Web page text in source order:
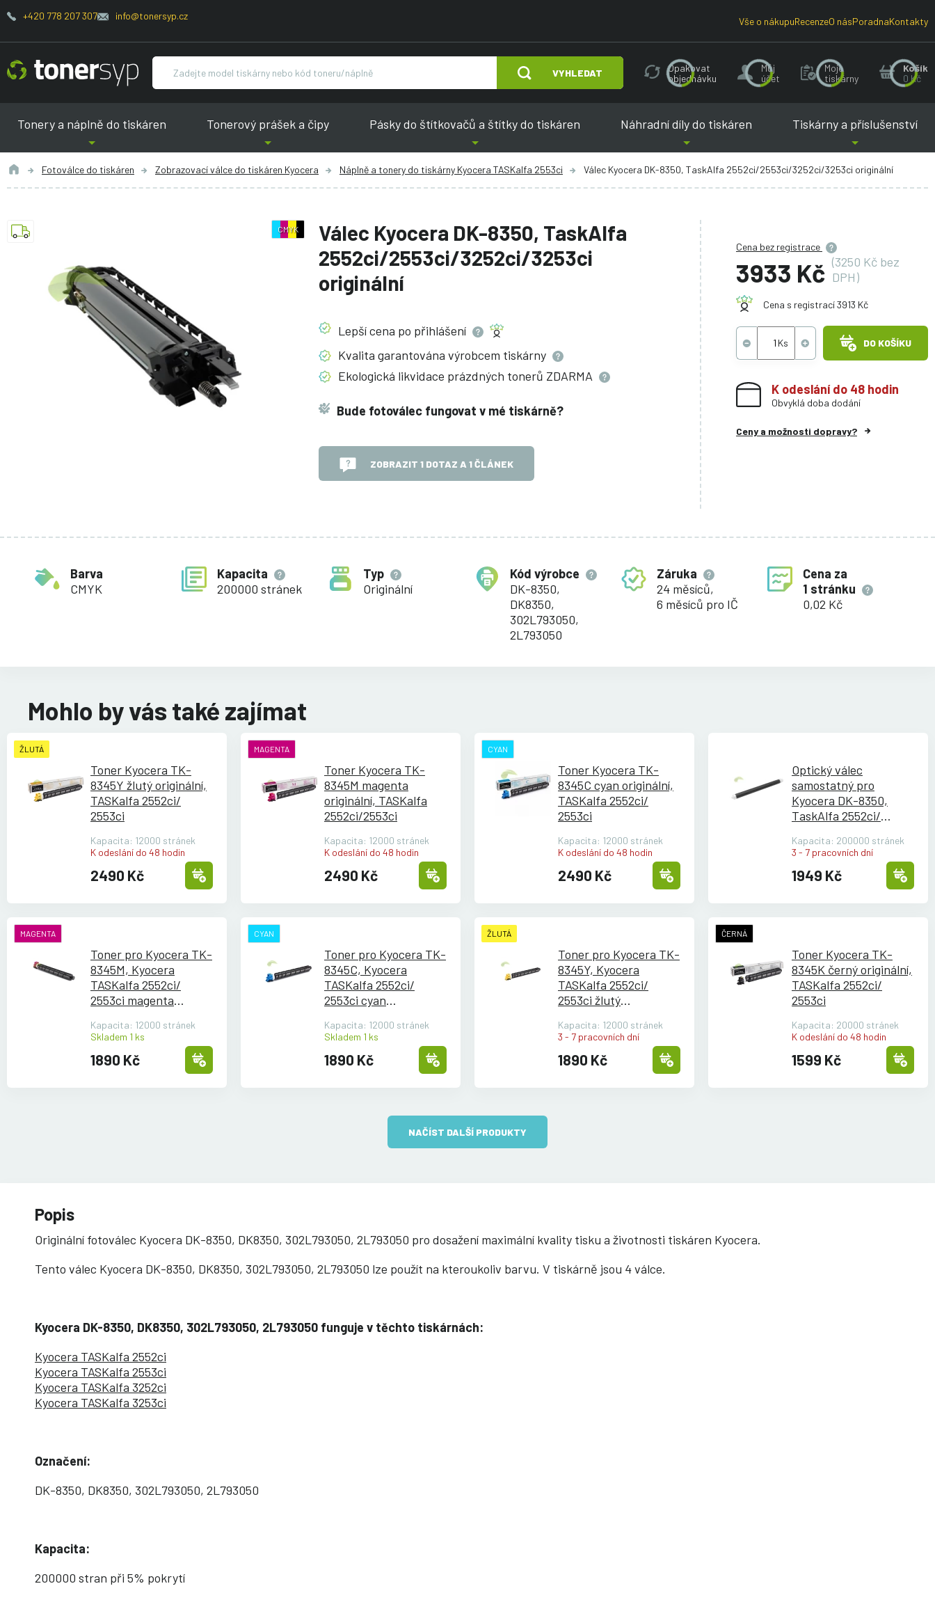
+420 778 207 307 info@tonersyp.cz Vše o nákupuRecenzeO násPoradnaKontakty
VYHLEDAT
Opakovat
objednávku
Můj
účet
Moje
tiskárny
Košík
0 Kč
Tonery a náplně do tiskáren Tonerový prášek a čipy Pásky do štítkovačů a štítky do tiskáren Náhradní díly do tiskáren Tiskárny a příslušenství
Fotoválce do tiskáren Zobrazovací válce do tiskáren Kyocera Náplně a tonery do tiskárny Kyocera TASKalfa 2553ci Válec Kyocera DK-8350, TaskAlfa 2552ci/2553ci/3252ci/3253ci originální
CMYK
Válec Kyocera DK-8350, TaskAlfa
2552ci/2553ci/3252ci/3253ci
originální
Lepší cena po přihlášení
Kvalita garantována výrobcem tiskárny
Ekologická likvidace prázdných tonerů ZDARMA
Bude fotoválec fungovat v mé tiskárně?
ZOBRAZIT 1 DOTAZ A 1 ČLÁNEK
Cena bez registrace
3933 Kč (3250 Kč bez
DPH)
Cena s registrací 3913 Kč
DO KOŠÍKU
K odeslání do 48 hodin
Obvyklá doba dodání
Ceny a možnosti dopravy?
Barva
CMYK
Kapacita
200000 stránek
Typ
Originální
Kód výrobce
DK-8350,
DK8350,
302L793050,
2L793050
Záruka
24 měsíců,
6 měsíců pro IČ
Cena za
1 stránku
0,02 Kč
Mohlo by vás také zajímat
ŽLUTÁ
Toner Kyocera TK-
8345Y žlutý originální,
TASKalfa 2552ci/
2553ci
Kapacita: 12000 stránek
K odeslání do 48 hodin
2490 Kč
MAGENTA
Toner Kyocera TK-
8345M magenta
originální, TASKalfa
2552ci/2553ci
Kapacita: 12000 stránek
K odeslání do 48 hodin
2490 Kč
CYAN
Toner Kyocera TK-
8345C cyan originální,
TASKalfa 2552ci/
2553ci
Kapacita: 12000 stránek
K odeslání do 48 hodin
2490 Kč
Optický válec
samostatný pro
Kyocera DK-8350,
TaskAlfa 2552ci/
Kapacita: 200000 stránek
3 - 7 pracovních dní
1949 Kč
MAGENTA
Toner pro Kyocera TK-
8345M, Kyocera
TASKalfa 2552ci/
2553ci magenta
Kapacita: 12000 stránek
Skladem 1 ks
1890 Kč
CYAN
Toner pro Kyocera TK-
8345C, Kyocera
TASKalfa 2552ci/
2553ci cyan
Kapacita: 12000 stránek
Skladem 1 ks
1890 Kč
ŽLUTÁ
Toner pro Kyocera TK-
8345Y, Kyocera
TASKalfa 2552ci/
2553ci žlutý
Kapacita: 12000 stránek
3 - 7 pracovních dní
1890 Kč
ČERNÁ
Toner Kyocera TK-
8345K černý originální,
TASKalfa 2552ci/
2553ci
Kapacita: 20000 stránek
K odeslání do 48 hodin
1599 Kč
NAČÍST DALŠÍ PRODUKTY
Popis
Originální fotoválec Kyocera DK-8350, DK8350, 302L793050, 2L793050 pro dosažení maximální kvality tisku a životnosti tiskáren Kyocera.
Tento válec Kyocera DK-8350, DK8350, 302L793050, 2L793050 lze použít na kteroukoliv barvu. V tiskárně jsou 4 válce.
Kyocera DK-8350, DK8350, 302L793050, 2L793050 funguje v těchto tiskárnách:
Kyocera TASKalfa 2552ci
Kyocera TASKalfa 2553ci
Kyocera TASKalfa 3252ci
Kyocera TASKalfa 3253ci
Označení:
DK-8350, DK8350, 302L793050, 2L793050
Kapacita:
200000 stran při 5% pokrytí